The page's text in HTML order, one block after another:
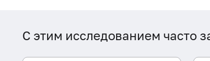
С этим исследованием часто